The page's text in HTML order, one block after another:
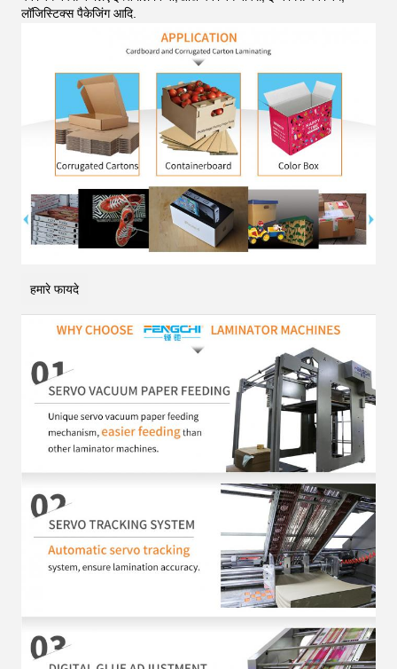
लॉजिस्टिक्स पैकेजिंग आदि
हमारे फायदे